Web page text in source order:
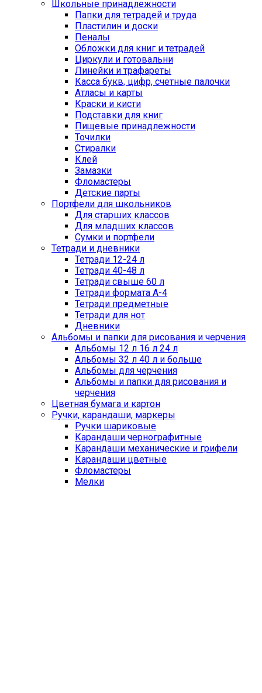
Школьные принадлежности
Папки для тетрадей и труда
Пластилин и доски
Пеналы
Обложки для книг и тетрадей
Циркули и готовальни
Линейки и трафареты
Касса букв, цифр, счетные палочки
Атласы и карты
Краски и кисти
Подставки для книг
Пищевые принадлежности
Точилки
Стиралки
Клей
Замазки
Фломастеры
Детские парты
Портфели для школьников
Для старших классов
Для младших классов
Сумки и портфели
Тетради и дневники
Тетради 12-24 л
Тетради 40-48 л
Тетради свыше 60 л
Тетради формата А-4
Тетради предметные
Тетради для нот
Дневники
Альбомы и папки для рисования и черчения
Альбомы 12 л 16 л 24 л
Альбомы 32 л 40 л и больше
Альбомы для черчения
Альбомы и папки для рисования и
черчения
Цветная бумага и картон
Ручки, карандаши, маркеры
Ручки шариковые
Карандаши чернографитные
Карандаши механические и грифели
Карандаши цветные
Фломастеры
Мелки